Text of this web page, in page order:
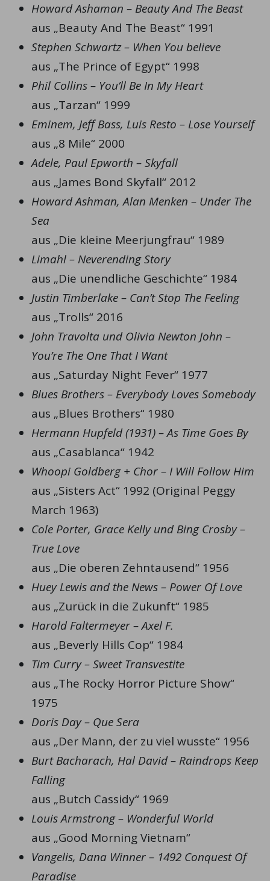
Howard Ashaman – Beauty And The Beast
aus „Beauty And The Beast“ 1991
Stephen Schwartz – When You believe
aus „The Prince of Egypt“ 1998
Phil Collins – You’ll Be In My Heart
aus „Tarzan“ 1999
Eminem, Jeff Bass, Luis Resto – Lose Yourself
aus „8 Mile“ 2000
Adele, Paul Epworth – Skyfall
aus „James Bond Skyfall“ 2012
Howard Ashman, Alan Menken – Under The
Sea
aus „Die kleine Meerjungfrau“ 1989
Limahl – Neverending Story
aus „Die unendliche Geschichte“ 1984
Justin Timberlake – Can’t Stop The Feeling
aus „Trolls“ 2016
John Travolta und Olivia Newton John –
You’re The One That I Want
aus „Saturday Night Fever“ 1977
Blues Brothers – Everybody Loves Somebody
aus „Blues Brothers“ 1980
Hermann Hupfeld (1931) – As Time Goes By
aus „Casablanca“ 1942
Whoopi Goldberg + Chor – I Will Follow Him
aus „Sisters Act“ 1992 (Original Peggy
March 1963)
Cole Porter, Grace Kelly und Bing Crosby –
True Love
aus „Die oberen Zehntausend“ 1956
Huey Lewis and the News – Power Of Love
aus „Zurück in die Zukunft“ 1985
Harold Faltermeyer – Axel F.
aus „Beverly Hills Cop“ 1984
Tim Curry – Sweet Transvestite
aus „The Rocky Horror Picture Show“
1975
Doris Day – Que Sera
aus „Der Mann, der zu viel wusste“ 1956
Burt Bacharach, Hal David – Raindrops Keep
Falling
aus „Butch Cassidy“ 1969
Louis Armstrong – Wonderful World
aus „Good Morning Vietnam“
Vangelis, Dana Winner – 1492 Conquest Of
Paradise